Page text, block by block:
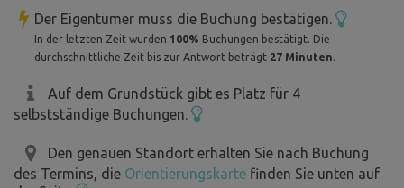
Gasherd mit Backofen, Speisekammer) und
Sitzgelegenheiten für bis zu 20 Personen ✔ Kinderecke mit
Naturspielhaus, Schaukel und Rutsche - ein Ort, an dem
Hühner! Möglichkeit, sie zu füttern, zu streicheln und
hausgemachte Eier zu kaufen ✔ Möglichkeit, abends zu
trommeln, zu grillen oder in der Pyramide zu entspannen
✔ Heiße Dusche gegen eine Gebühr von 40 CZK und
Der Eigentümer muss die Buchung bestätigen.
In der letzten Zeit wurden 100% Buchungen bestätigt. Die
durchschnittliche Zeit bis zur Antwort beträgt 27 Minuten.
Auf dem Grundstück gibt es Platz für 4
selbstständige Buchungen.
Den genauen Standort erhalten Sie nach Buchung
des Termins, die Orientierungskarte finden Sie unten auf